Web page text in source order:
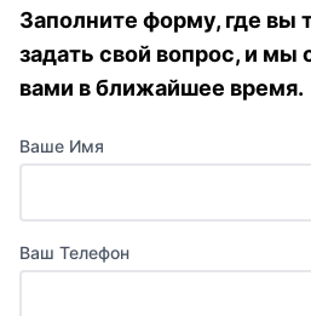
Заполните форму, где вы
задать свой вопрос, и мы
вами в ближайшее время.
Ваше Имя
Ваш Телефон